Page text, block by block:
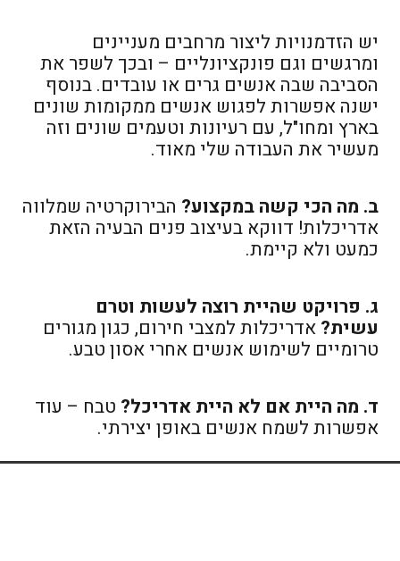
יש הזדמנויות ליצור מרחבים מעניינים
ומרגשים וגם פונקציונליים – ובכך לשפר את
הסביבה שבה אנשים גרים או עובדים. בנוסף
ישנה אפשרות לפגוש אנשים ממקומות שונים
בארץ ומחו"ל, עם רעיונות וטעמים שונים וזה
מעשיר את העבודה שלי מאוד.
ב. מה הכי קשה במקצוע? הבירוקרטיה שמלווה
אדריכלות! דווקא בעיצוב פנים הבעיה הזאת
כמעט ולא קיימת.
ג. פרויקט שהיית רוצה לעשות וטרם
עשית?אדריכלות למצבי חירום, כגון מגורים
טרומיים לשימוש אנשים אחרי אסון טבע.
ד. מה היית אם לא היית אדריכל? טבח – עוד
אפשרות לשמח אנשים באופן יצירתי.